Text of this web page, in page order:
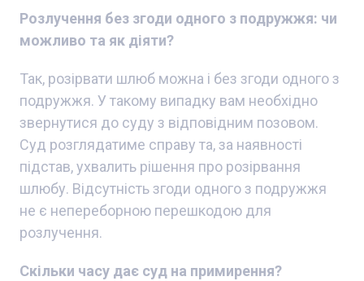
Розлучення без згоди одного з подружжя: чи
можливо та як діяти?
Так, розірвати шлюб можна і без згоди одного з
подружжя. У такому випадку вам необхідно
звернутися до суду з відповідним позовом.
Суд розглядатиме справу та, за наявності
підстав, ухвалить рішення про розірвання
шлюбу. Відсутність згоди одного з подружжя
не є непереборною перешкодою для
розлучення.
Скільки часу дає суд на примирення?